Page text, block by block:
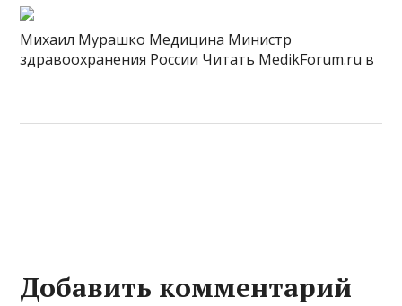
Михаил Мурашко Медицина Министр
здравоохранения России Читать MedikForum.ru в
Добавить комментарий